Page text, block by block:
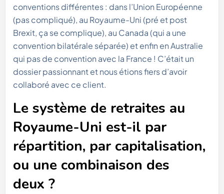
conventions différentes : dans l’Union Européenne
(pas compliqué), au Royaume-Uni (pré et post
Brexit, ça se complique), au Canada (qui a une
convention bilatérale séparée) et enfin en Australie
qui pas de convention avec la France ! C’était un
dossier passionnant et nous étions fiers d’avoir
collaboré avec ce client.
Le système de retraites au
Royaume-Uni est-il par
répartition, par capitalisation,
ou une combinaison des
deux ?